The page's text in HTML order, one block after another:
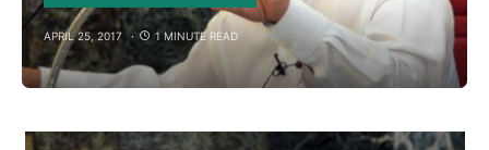
APRIL 25, 2017 1 MINUTE READ